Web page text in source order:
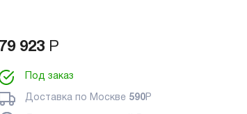
79 923 Р
Под заказ
Доставка по Москве 590Р